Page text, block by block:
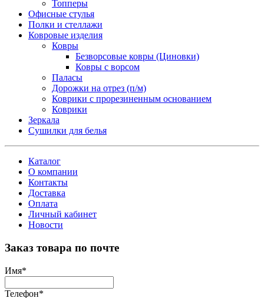
Топперы
Офисные стулья
Полки и стеллажи
Ковровые изделия
Ковры
Безворсовые ковры (Циновки)
Ковры с ворсом
Паласы
Дорожки на отрез (п/м)
Коврики с прорезиненным основанием
Коврики
Зеркала
Сушилки для белья
Каталог
О компании
Контакты
Доставка
Оплата
Личный кабинет
Новости
Заказ товара по почте
Имя*
Телефон*